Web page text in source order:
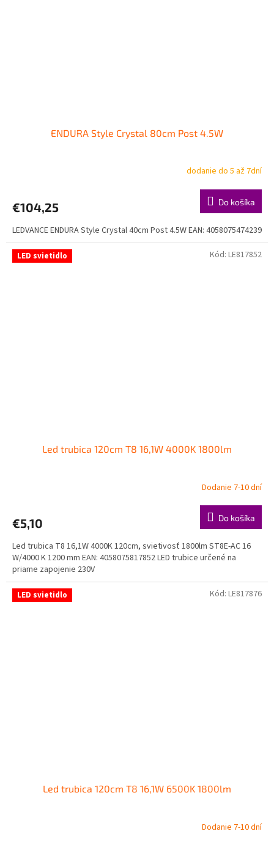
ENDURA Style Crystal 80cm Post 4.5W
dodanie do 5 až 7dní
€104,25 Do košíka
LEDVANCE ENDURA Style Crystal 40cm Post 4.5W EAN: 4058075474239
LED svietidlo
Led trubica 120cm T8 16,1W 4000K 1800lm
Dodanie 7-10 dní
€5,10 Do košíka
Led trubica T8 16,1W 4000K 120cm, svietivosť 1800lm ST8E-AC 16
W/4000 K 1200 mm EAN: 4058075817852 LED trubice určené na
priame zapojenie 230V
Kód: LE817852
LED svietidlo
Led trubica 120cm T8 16,1W 6500K 1800lm
Dodanie 7-10 dní
Kód: LE817876